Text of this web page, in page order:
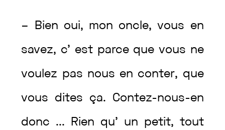
– Bien oui, mon oncle,vous en
savez, c’ est parce que vous ne
voulez pas nous en conter, que
vous dites ça. Contez-nous-en
donc ... Rien qu’ un petit, tout